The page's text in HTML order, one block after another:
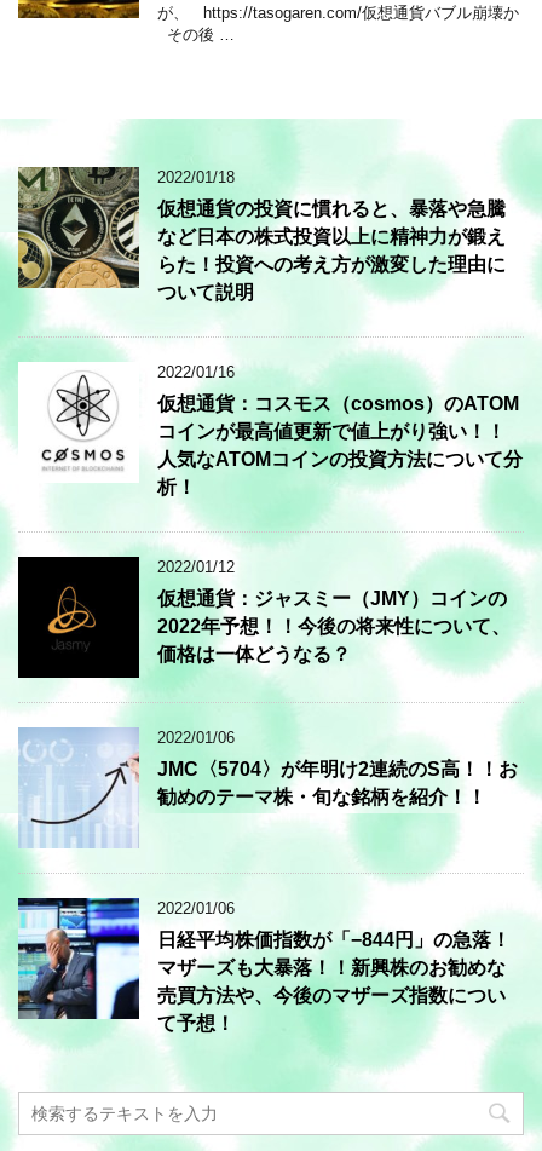
が、 https://tasogaren.com/仮想通貨バブル崩壊か
その後 …
2022/01/18
仮想通貨の投資に慣れると、暴落や急騰
など日本の株式投資以上に精神力が鍛え
らた！投資への考え方が激変した理由に
ついて説明
2022/01/16
仮想通貨：コスモス（cosmos）のATOM
コインが最高値更新で値上がり強い！！
人気なATOMコインの投資方法について分
析！
2022/01/12
仮想通貨：ジャスミー（JMY）コインの
2022年予想！！今後の将来性について、
価格は一体どうなる？
2022/01/06
JMC〈5704〉が年明け2連続のS高！！お
勧めのテーマ株・旬な銘柄を紹介！！
2022/01/06
日経平均株価指数が「−844円」の急落！
マザーズも大暴落！！新興株のお勧めな
売買方法や、今後のマザーズ指数につい
て予想！